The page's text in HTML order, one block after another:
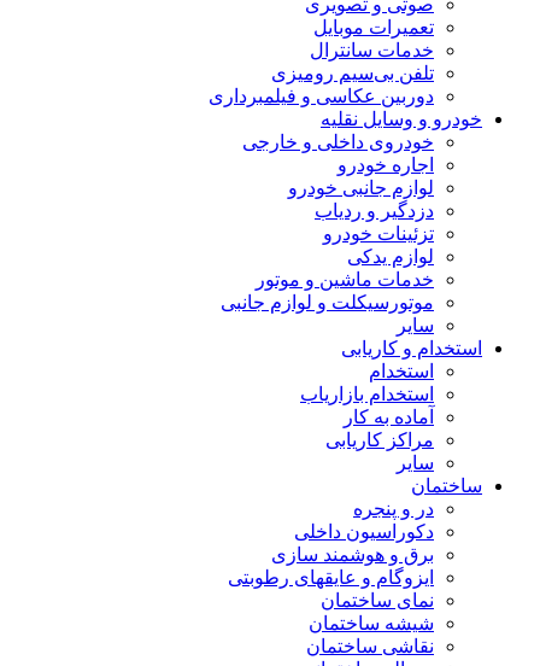
صوتی و تصویری
تعمیرات موبایل
خدمات سانترال
تلفن بی‌سیم رومیزی
دوربین عکاسی و فیلمبرداری
خودرو و وسایل نقلیه
خودروی داخلی و خارجی
اجاره خودرو
لوازم جانبی خودرو
دزدگیر و ردیاب
تزئینات خودرو
لوازم یدکی
خدمات ماشین و موتور
موتورسیکلت و لوازم جانبی
سایر
استخدام و کاریابی
استخدام
استخدام بازاریاب
آماده به کار
مراکز کاریابی
سایر
ساختمان
در و پنجره
دکوراسیون داخلی
برق و هوشمند سازی
ایزوگام و عایقهای رطوبتی
نمای ساختمان
شیشه ساختمان
نقاشی ساختمان